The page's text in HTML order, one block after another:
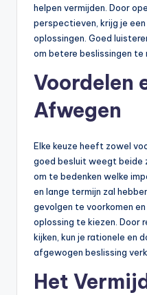
helpen vermijden. Door
perspectieven, krijg je
oplossingen. Goed
om betere beslissingen te
Voordelen
Afwegen
Elke keuze heeft zowel
goed besluit weegt beide
om te bedenken welke
en lange termijn zal
gevolgen te voorkomen
oplossing te kiezen. Door
kijken, kun je rationele en
afgewogen beslissing
Het